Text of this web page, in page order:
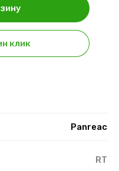
клик
Panreac
RT